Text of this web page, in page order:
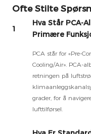
Ofte Stilte
1
Hva Står PCA-
Primære
PCA står for «Pre-
Cooling/Air». PCA-
retningen på
grader, for å
lufttilførsel.